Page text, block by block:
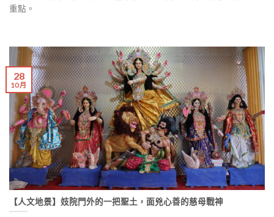
重點。
【人文地景】妓院門外的一把聖土，面兇心善的慈母戰神
28
10 月